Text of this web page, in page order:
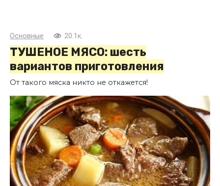
Основные 20.1к.
ТУШЕНОЕ МЯСО: шесть
вариантов приготовления
От такого мяска никто не откажется!